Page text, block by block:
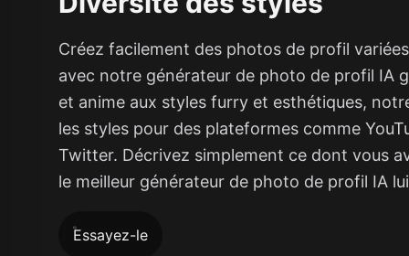
Créez facilement des photos de profil
avec notre générateur de photo de profil IA
et anime aux styles furry et esthétiques,
les styles pour des plateformes comme
Twitter. Décrivez simplement ce dont vous
le meilleur générateur de photo de profil IA
Essayez-le